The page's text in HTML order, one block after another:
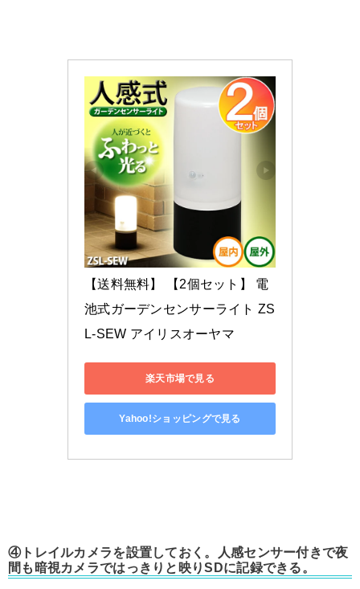
【送料無料】 【2個セット】 電
池式ガーデンセンサーライト ZS
L-SEW アイリスオーヤマ
楽天市場で見る
Yahoo!ショッピングで見る
④トレイルカメラを設置しておく。人感センサー付きで夜
間も暗視カメラではっきりと映りSDに記録できる。